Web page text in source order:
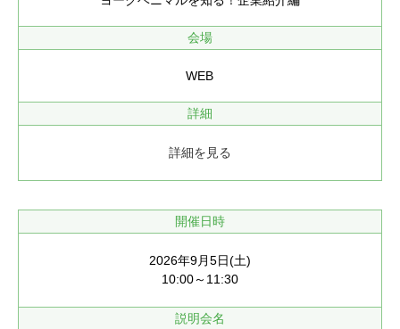
会場
WEB
詳細
詳細を見る
開催日時
2026年9月5日(土)
10:00～11:30
説明会名